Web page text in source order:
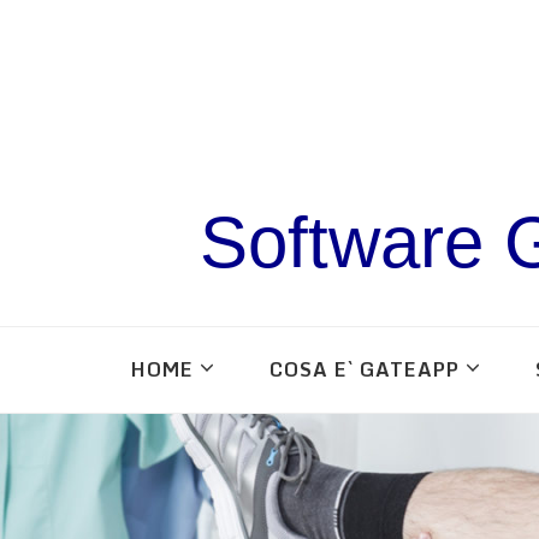
Software
HOME COSA E` GATEAPP